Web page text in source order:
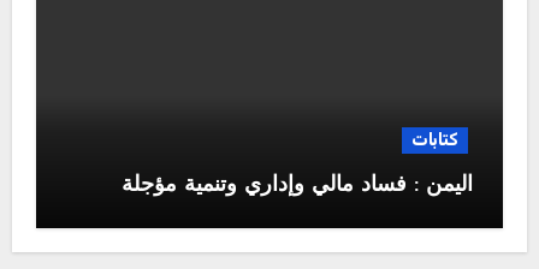
كتابات
اليمن : فساد مالي وإداري وتنمية مؤجلة